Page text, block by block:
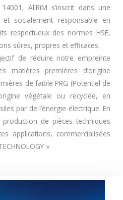
AllRiM s’inscrit dans une
et socialement responsable en
respectueux des normes HSE,
sûres, propres et efficaces.
de réduire notre empreinte
matières premières d’origine
de faible PRG (Potentiel de
végétale ou recyclée, en
par de l’énergie électrique. En
de pièces techniques
applications, commercialisées
»